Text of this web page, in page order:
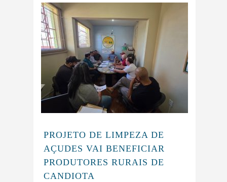
PROJETO DE LIMPEZA DE
AÇUDES VAI BENEFICIAR
PRODUTORES RURAIS DE
CANDIOTA